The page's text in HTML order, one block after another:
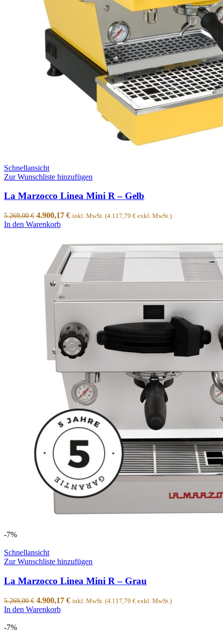
Schnellansicht
Zur Wunschliste hinzufügen
La Marzocco Linea Mini R – Gelb
5.269,00€ 4.900,17 € inkl. MwSt. (4.117,79 € exkl. MwSt.)
In den Warenkorb
-7%
Schnellansicht
Zur Wunschliste hinzufügen
La Marzocco Linea Mini R – Grau
5.269,00€ 4.900,17 € inkl. MwSt. (4.117,79 € exkl. MwSt.)
In den Warenkorb
-7%